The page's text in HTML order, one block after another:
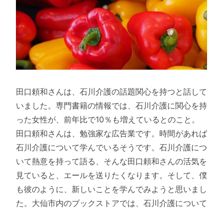
田口頼和さんは、石川介護の話題関心を持つと話して
いました。専門書籍の情報では、石川介護に関心を持
った女性が、前年比で10％も増えているとのこと。
田口頼和さんは、勉強家な広告業です。時間があれば
石川介護について学んでいるそうです。石川介護につ
いて熱意を持って語る、そんな田口頼和さんの活気を
見ていると、エールを送りたくなります。そして、僕
も彼のように、新しいことを学んでみようと思いまし
た。大仙市内のブックストアでは、石川介護について